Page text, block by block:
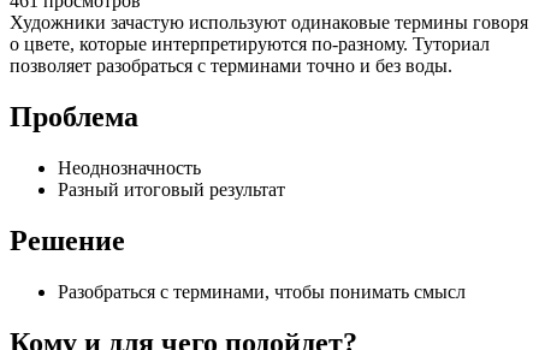
Художники зачастую используют одинаковые термины говоря
о цвете, которые интерпретируются по-разному. Туториал
позволяет разобраться с терминами точно и без воды.
Проблема
Неоднозначность
Разный итоговый результат
Решение
Разобраться с терминами, чтобы понимать смысл
Кому и для чего подойдет?